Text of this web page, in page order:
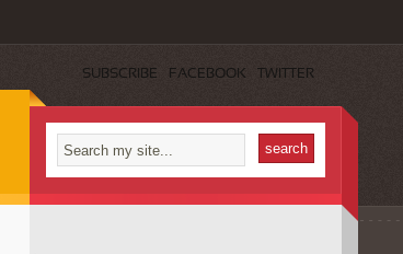
SUBSCRIBE FACEBOOK TWITTER